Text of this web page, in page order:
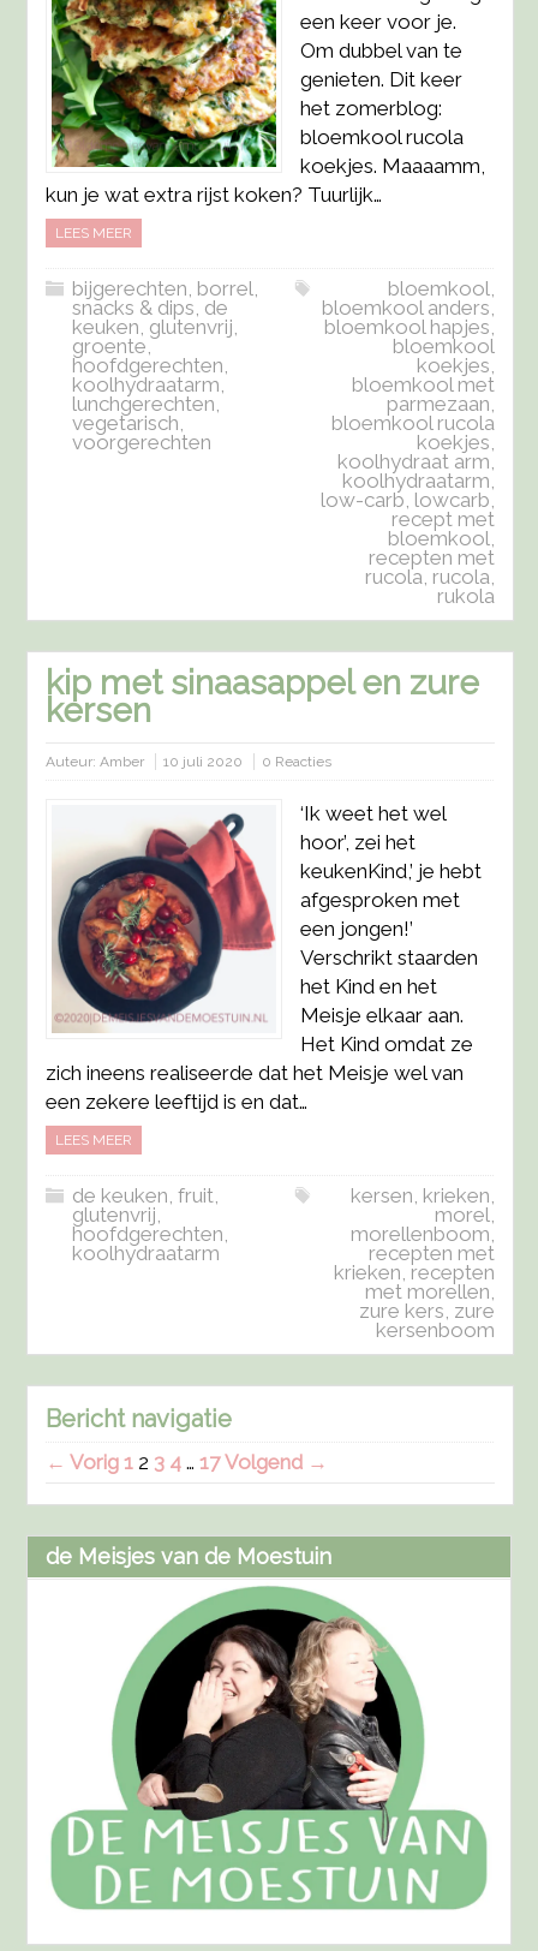
een keer voor je.
Om dubbel van te
genieten. Dit keer
het zomerblog:
bloemkool rucola
koekjes. Maaaamm,
kun je wat extra rijst koken? Tuurlijk…
LEES MEER
bijgerechten borrel,
snacks & dips de
keuken glutenvrij
groente ,
hoofdgerechten
koolhydraatarm
lunchgerechten
vegetarisch
voorgerechten
bloemkool
bloemkool anders
bloemkool hapjes
bloemkool
koekjes
bloemkool met
parmezaan
bloemkool rucola
koekjes
koolhydraat arm
koolhydraatarm
low-carb lowcarb
recept met
bloemkool
recepten met
rucola rucola
rukola
kip met sinaasappel en zure
kersen
Auteur: Amber 10 juli 2020 0 Reacties
‘Ik weet het wel
hoor’, zei het
keukenKind,’ je hebt
afgesproken met
een jongen!’
Verschrikt staarden
het Kind en het
Meisje elkaar aan.
Het Kind omdat ze
zich ineens realiseerde dat het Meisje wel van
een zekere leeftijd is en dat…
LEES MEER
de keuken ,fruit
glutenvrij
hoofdgerechten
koolhydraatarm
kersen krieken
morel
morellenboom
recepten met
krieken recepten
met morellen
zure kers zure
kersenboom
Bericht navigatie
← Vorig 1 2 3 4 … 17 Volgend →
de Meisjes van de Moestuin